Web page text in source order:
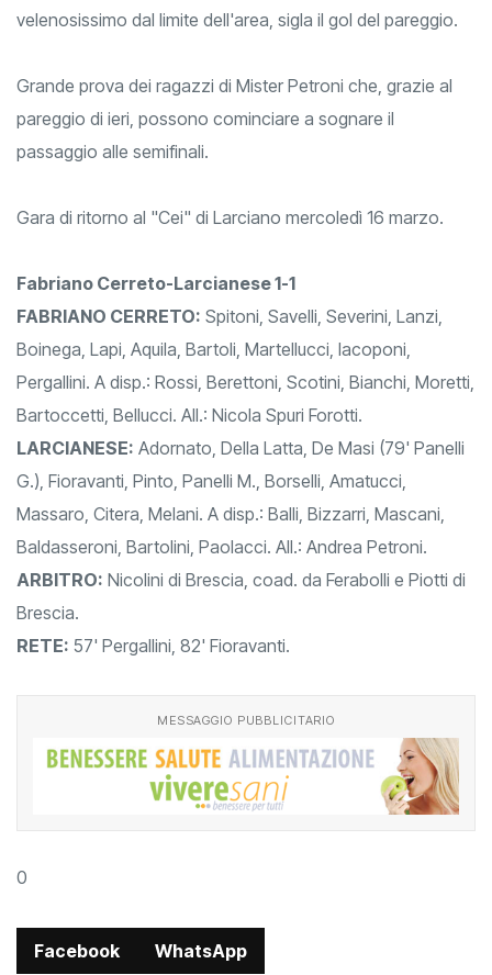
velenosissimo dal limite dell'area, sigla il gol del pareggio.
Grande prova dei ragazzi di Mister Petroni che, grazie al
pareggio di ieri, possono cominciare a sognare il
passaggio alle semifinali.
Gara di ritorno al "Cei" di Larciano mercoledì 16 marzo.
Fabriano Cerreto-Larcianese 1-1
FABRIANO CERRETO: Spitoni, Savelli, Severini, Lanzi,
Boinega, Lapi, Aquila, Bartoli, Martellucci, Iacoponi,
Pergallini. A disp.: Rossi, Berettoni, Scotini, Bianchi, Moretti,
Bartoccetti, Bellucci. All.: Nicola Spuri Forotti.
LARCIANESE: Adornato, Della Latta, De Masi (79' Panelli
G.), Fioravanti, Pinto, Panelli M., Borselli, Amatucci,
Massaro, Citera, Melani. A disp.: Balli, Bizzarri, Mascani,
Baldasseroni, Bartolini, Paolacci. All.: Andrea Petroni.
ARBITRO: Nicolini di Brescia, coad. da Ferabolli e Piotti di
Brescia.
RETE: 57' Pergallini, 82' Fioravanti.
MESSAGGIO PUBBLICITARIO
0
Facebook WhatsApp